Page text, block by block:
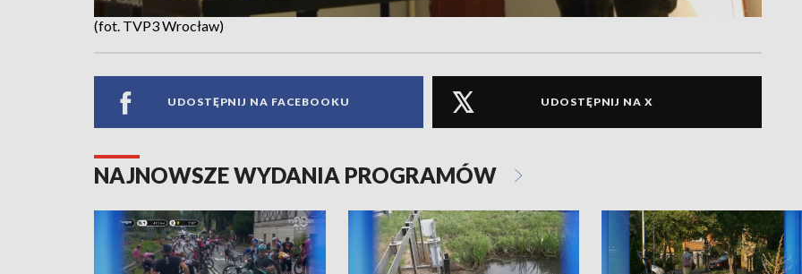
(fot. TVP3 Wrocław)
UDOSTĘPNIJ NA FACEBOOKU UDOSTĘPNIJ NA X
NAJNOWSZE WYDANIA PROGRAMÓW